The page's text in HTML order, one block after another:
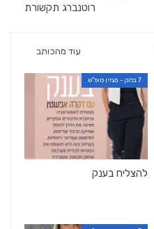
רוטנברג תקשורת
עוד מהכותב
7 בלוק - מגזין סופ"ש
להצליח בענק